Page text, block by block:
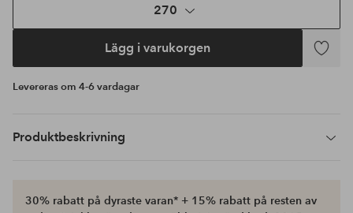
270
Lägg i varukorgen
Lägg
Levereras om 4-6 vardagar
Produktbeskrivning
30% rabatt på dyraste varan* + 15% rabatt på resten av